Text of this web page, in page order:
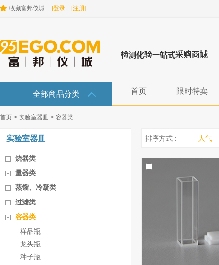
收藏富邦仪城 [登录] [注册]
全部商品分类 首页 限时特卖
首页 > 实验室器皿 > 容器类
实验室器皿
烧器类
量器类
蒸馏、冷凝类
过滤类
容器类
样品瓶
龙头瓶
种子瓶
排序方式： 人气